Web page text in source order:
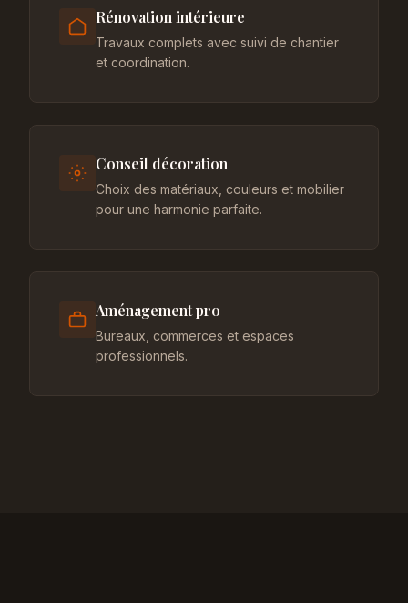
Rénovation intérieure
Travaux complets avec suivi de chantier
et coordination.
Conseil décoration
Choix des matériaux, couleurs et mobilier
pour une harmonie parfaite.
Aménagement pro
Bureaux, commerces et espaces
professionnels.